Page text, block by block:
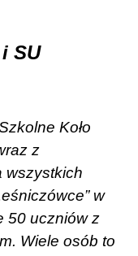
SU
Koło
z
wszystkich
w
50 uczniów z
Wiele osób to